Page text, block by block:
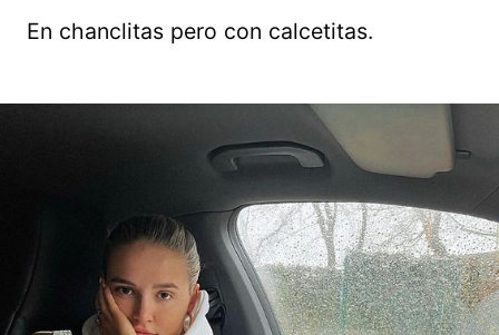
En chanclitas pero con calcetitas.